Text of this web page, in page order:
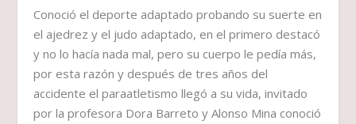
Conoció el deporte adaptado probando su suerte en
el ajedrez y el judo adaptado, en el primero destacó
y no lo hacía nada mal, pero su cuerpo le pedía más,
por esta razón y después de tres años del
accidente el paraatletismo llegó a su vida, invitado
por la profesora Dora Barreto y Alonso Mina conoció